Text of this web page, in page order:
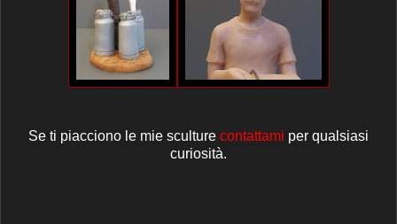
Se ti piacciono le mie sculture contattami per qualsiasi
curiosità.